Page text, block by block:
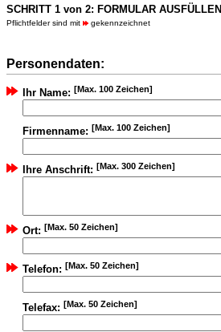
SCHRITT 1 von 2: FORMULAR AUSFÜLLEN
Pflichtfelder sind mit gekennzeichnet
Personendaten:
Ihr Name: [Max. 100 Zeichen]
Firmenname: [Max. 100 Zeichen]
Ihre Anschrift: [Max. 300 Zeichen]
Ort: [Max. 50 Zeichen]
Telefon: [Max. 50 Zeichen]
Telefax: [Max. 50 Zeichen]